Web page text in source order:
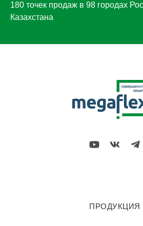
180 точек продаж в 98 городах
Казахстана
ПРОДУКЦИЯ